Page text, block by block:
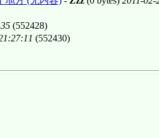
(552428)
(552430)